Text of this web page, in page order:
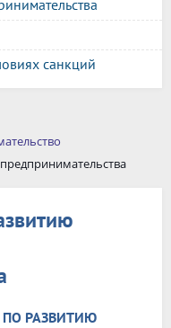
санкций
ПО РАЗВИТИЮ